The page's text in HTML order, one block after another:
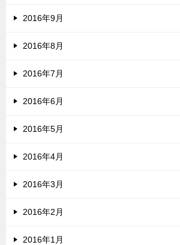
2016年9月
2016年8月
2016年7月
2016年6月
2016年5月
2016年4月
2016年3月
2016年2月
2016年1月